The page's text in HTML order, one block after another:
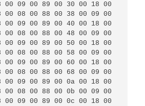
00 09 00 89 00 30 00 18 00
00 08 00 88 00 38 00 09 00
00 09 00 89 00 40 00 18 00
00 08 00 88 00 48 00 09 00
00 09 00 89 00 50 00 18 00
00 08 00 88 00 58 00 09 00
00 09 00 89 00 60 00 18 00
00 08 00 88 00 68 00 09 00
00 09 00 89 00 0a 00 18 00
00 08 00 88 00 0b 00 09 00
00 09 00 89 00 0c 00 18 00